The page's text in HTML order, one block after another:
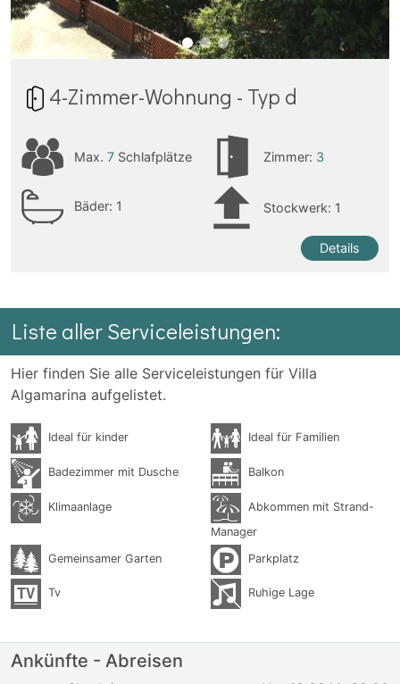
4-Zimmer-Wohnung - Typ d
Max. 7Schlafplätze Zimmer: 3
Bäder: 1 Stockwerk: 1
Details
Liste aller Serviceleistungen:
Hier finden Sie alle Serviceleistungen für Villa
Algamarina aufgelistet.
Ideal für kinder Ideal für Familien
Badezimmer mit Dusche Balkon
Klimaanlage
Abkommen mit Strand-
Manager
Gemeinsamer Garten Parkplatz
Tv Ruhige Lage
Ankünfte - Abreisen